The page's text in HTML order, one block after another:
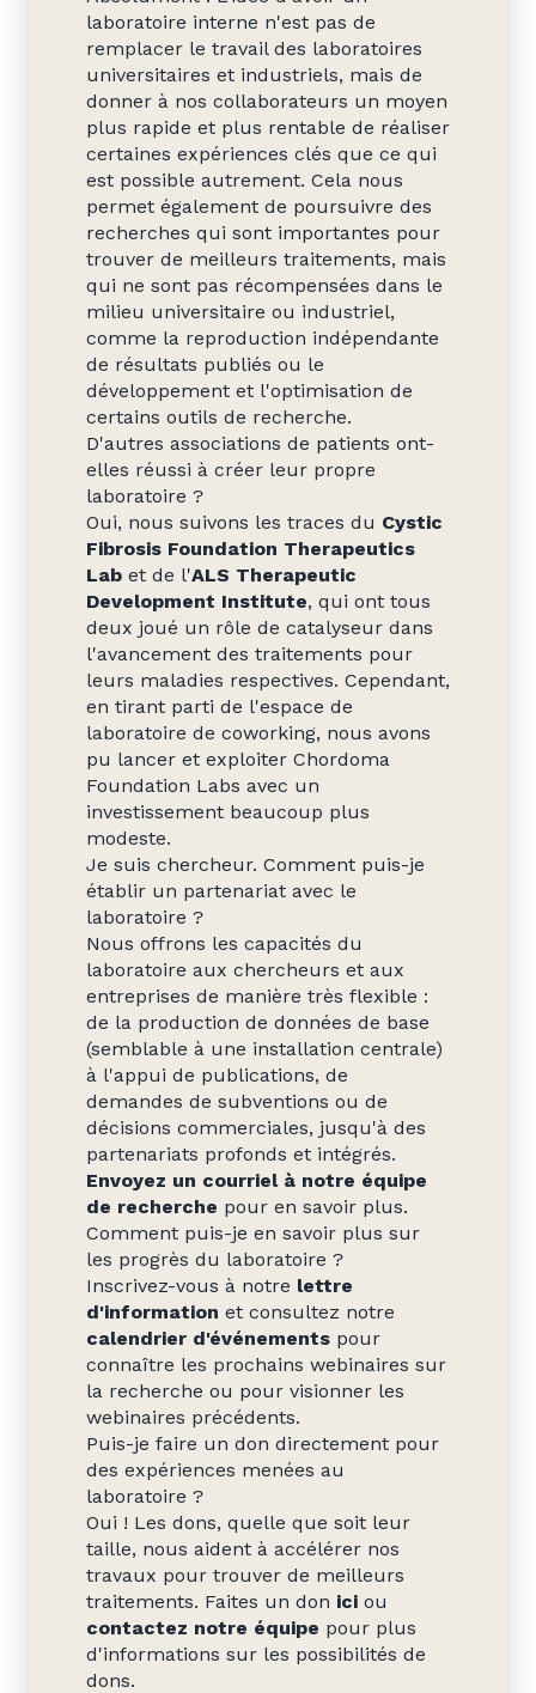
laboratoire interne n'est pas de
remplacer le travail des laboratoires
universitaires et industriels, mais de
donner à nos collaborateurs un moyen
plus rapide et plus rentable de réaliser
certaines expériences clés que ce qui
est possible autrement. Cela nous
permet également de poursuivre des
recherches qui sont importantes pour
trouver de meilleurs traitements, mais
qui ne sont pas récompensées dans le
milieu universitaire ou industriel,
comme la reproduction indépendante
de résultats publiés ou le
développement et l'optimisation de
certains outils de recherche.
D'autres associations de patients ont-
elles réussi à créer leur propre
laboratoire ?
Oui, nous suivons les traces du Cystic
Fibrosis Foundation Therapeutics
Lab et de l'ALS Therapeutic
Development Institute, qui ont tous
deux joué un rôle de catalyseur dans
l'avancement des traitements pour
leurs maladies respectives. Cependant,
en tirant parti de l'espace de
laboratoire de coworking, nous avons
pu lancer et exploiter Chordoma
Foundation Labs avec un
investissement beaucoup plus
modeste.
Je suis chercheur. Comment puis-je
établir un partenariat avec le
laboratoire ?
Nous offrons les capacités du
laboratoire aux chercheurs et aux
entreprises de manière très flexible :
de la production de données de base
(semblable à une installation centrale)
à l'appui de publications, de
demandes de subventions ou de
décisions commerciales, jusqu'à des
partenariats profonds et intégrés.
Envoyez un courriel à notre équipe
de recherche pour en savoir plus.
Comment puis-je en savoir plus sur
les progrès du laboratoire ?
Inscrivez-vous à notre lettre
d'information et consultez notre
calendrier d'événements pour
connaître les prochains webinaires sur
la recherche ou pour visionner les
webinaires précédents.
Puis-je faire un don directement pour
des expériences menées au
laboratoire ?
Oui ! Les dons, quelle que soit leur
taille, nous aident à accélérer nos
travaux pour trouver de meilleurs
traitements. Faites un don ici ou
contactez notre équipe pour plus
d'informations sur les possibilités de
dons.